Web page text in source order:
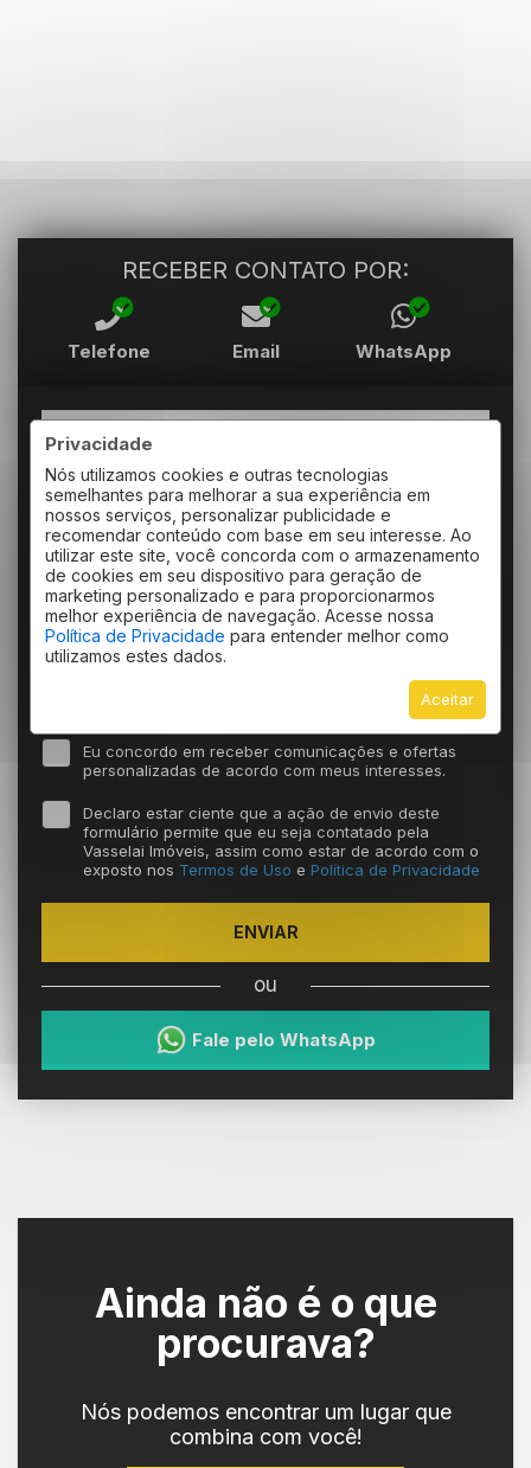
Privacidade
Nós utilizamos cookies e outras tecnologias
semelhantes para melhorar a sua experiência em
nossos serviços, personalizar publicidade e
recomendar conteúdo com base em seu interesse. Ao
utilizar este site, você concorda com o armazenamento
de cookies em seu dispositivo para geração de
marketing personalizado e para proporcionarmos
melhor experiência de navegação. Acesse nossa
Política de Privacidade para entender melhor como
utilizamos estes dados.
Aceitar
RECEBER CONTATO POR:
Telefone Email WhatsApp
Eu concordo em receber comunicações e ofertas
personalizadas de acordo com meus interesses.
Declaro estar ciente que a ação de envio deste
formulário permite que eu seja contatado pela
Vasselai Imóveis, assim como estar de acordo com o
exposto nos Termos de Uso e Política de Privacidade
ENVIAR
ou
Fale pelo WhatsApp
Ainda não é o que
procurava?
Nós podemos encontrar um lugar que
combina com você!